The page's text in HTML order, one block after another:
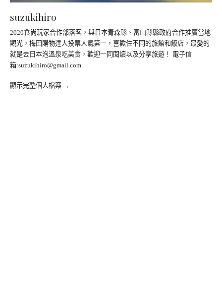
suzukihiro
2020食尚玩家合作部落客，與日本青森縣、富山縣縣政府合作推廣當地
觀光，梅田購物達人投票人氣第一，喜歡住不同的旅館和飯店，最愛的
就是去日本泡溫泉吃美食，歡迎一同閱讀以及分享旅遊！ 電子信
箱:suzukihiro@gmail.com
顯示完整個人檔案 →